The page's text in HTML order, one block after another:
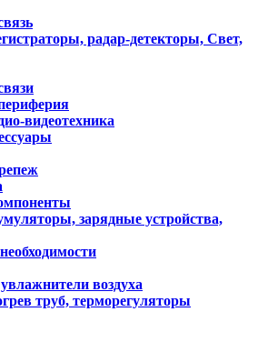
радар-детекторы, Свет,
видеотехника
зарядные устройства,
воздуха
труб, терморегуляторы